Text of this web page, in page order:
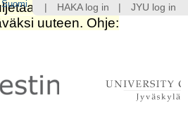
HAKA log in JYU log in
Suomi